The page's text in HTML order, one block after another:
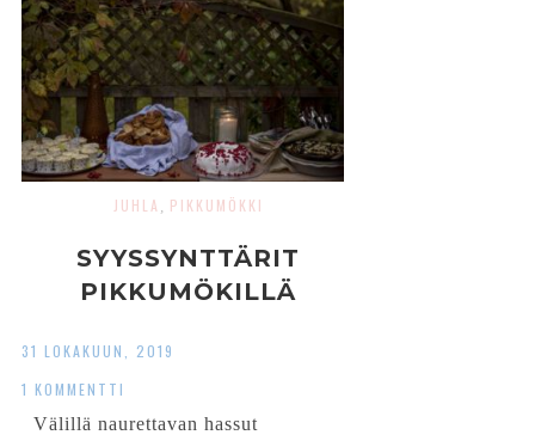
JUHLA PIKKUMÖKKI
SYYSSYNTTÄRIT
PIKKUMÖKILLÄ
31 LOKAKUUN, 2019
1 KOMMENTTI
Välillä naurettavan hassut